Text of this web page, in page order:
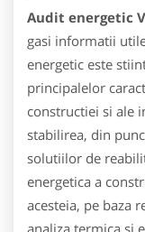
Audit energetic
gasi informatii
energetic este
principalelor
constructiei si ale
stabilirea, din
solutiilor de
energetica a
acesteia, pe baza
analiza termica si